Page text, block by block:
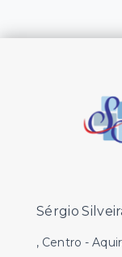
Sérgio
, Centro -